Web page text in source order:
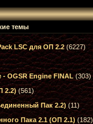
темы
LSC для ОП 2.2 (6227)
OGSR Engine FINAL (303)
2.2) (561)
Пак 2.2) (11)
Пака 2.1 (ОП 2.1) (182)